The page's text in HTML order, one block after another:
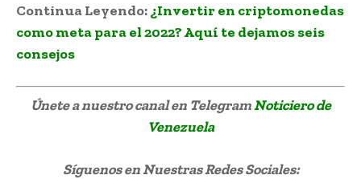
Continua Leyendo: ¿Invertir en criptomonedas
como meta para el 2022? Aquí te dejamos seis
consejos
Únete a nuestro canal en TelegramNoticiero de
Venezuela
Síguenosen Nuestras Redes Sociales: